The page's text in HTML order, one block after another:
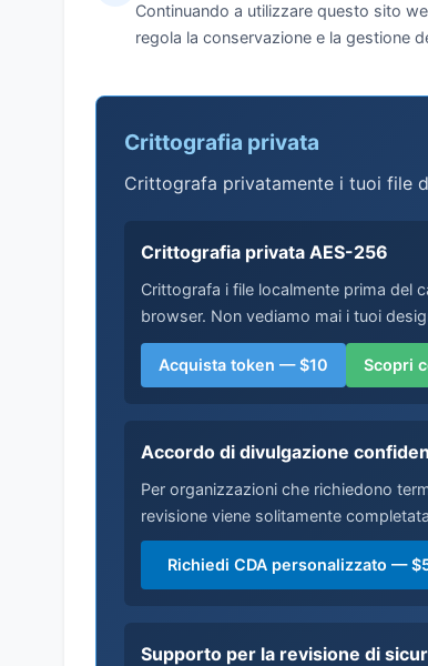
Continuando a utilizzare questo sito
regola la conservazione e la gestione
Crittografia privata
Crittografa privatamente i tuoi file
Crittografia privata AES-256
Crittografa i file localmente prima del
browser. Non vediamo mai i tuoi
Acquista token — $10 Scopri
Accordo di divulgazione
Per organizzazioni che richiedono
revisione viene solitamente
Richiedi CDA personalizzato —
Supporto per la revisione di